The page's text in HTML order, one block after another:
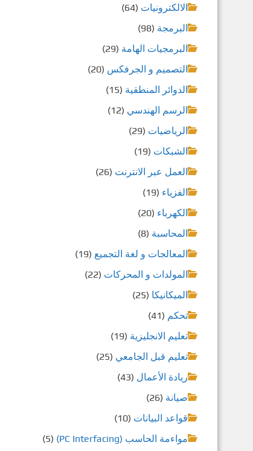
الالكترونيات (64)
البرمجة (98)
البرمجيات الهامة (29)
التصميم و الجرفكس (20)
الدوائر المنطقية (15)
الرسم الهندسي (12)
الرياضيات (29)
الشبكات (19)
العمل عبر الانترنت (26)
الفزياء (19)
الكهرباء (20)
المحاسبة (8)
المعالجات و لغة التجميع (19)
المولدات و المحركات (22)
الميكانيكا (25)
تحكم (41)
تعليم الانجليزية (19)
تعليم قبل الجامعي (25)
ريادة الأعمال (43)
صيانة (26)
قواعد البيانات (10)
مواءمة الحاسب (PC Interfacing)
(5)